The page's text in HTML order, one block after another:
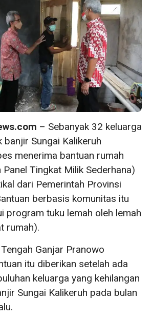
– Sebanyak 32 keluarga
Sungai Kalikeruh
menerima bantuan rumah
Panel Tingkat Milik Sederhana)
dari Pemerintah Provinsi
berbasis komunitas itu
program tuku lemah oleh lemah
rumah).
Ganjar Pranowo
itu diberikan setelah ada
keluarga yang kehilangan
Sungai Kalikeruh pada bulan